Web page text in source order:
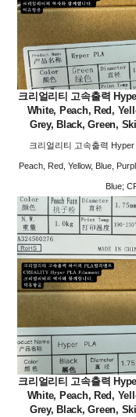
크리얼리티 고속출력
White, Peach, Red,
Grey, Black, Green,
크리얼리티 고속출력
Peach, Red, Yellow, Blue,
Blue;
크리얼리티 고속출력
White, Peach, Red,
Grey, Black, Green,